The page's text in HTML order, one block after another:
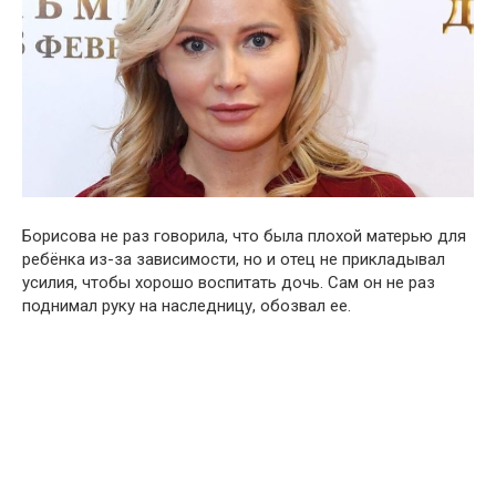
Борисова не раз говорила, что была плохой матерью для
ребёнка из-за зависимости, но и отец не прикладывал
усилия, чтобы хорошо воспитать дочь. Сам он не раз
поднимал руку на наследницу, обозвал ее.